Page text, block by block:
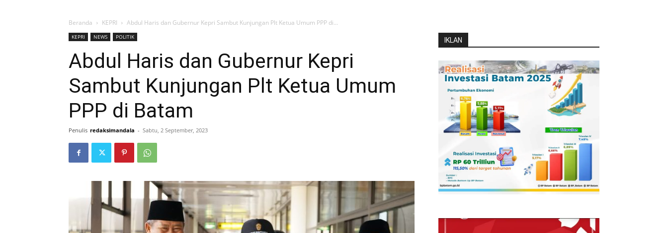
Beranda KEPRI Abdul Haris dan Gubernur Kepri Sambut Kunjungan Plt Ketua Umum PPP di...
KEPRI NEWS POLITIK
Abdul Haris dan Gubernur Kepri
Sambut Kunjungan Plt Ketua Umum
PPP di Batam
Penulis redaksimandala - Sabtu, 2 September, 2023
IKLAN